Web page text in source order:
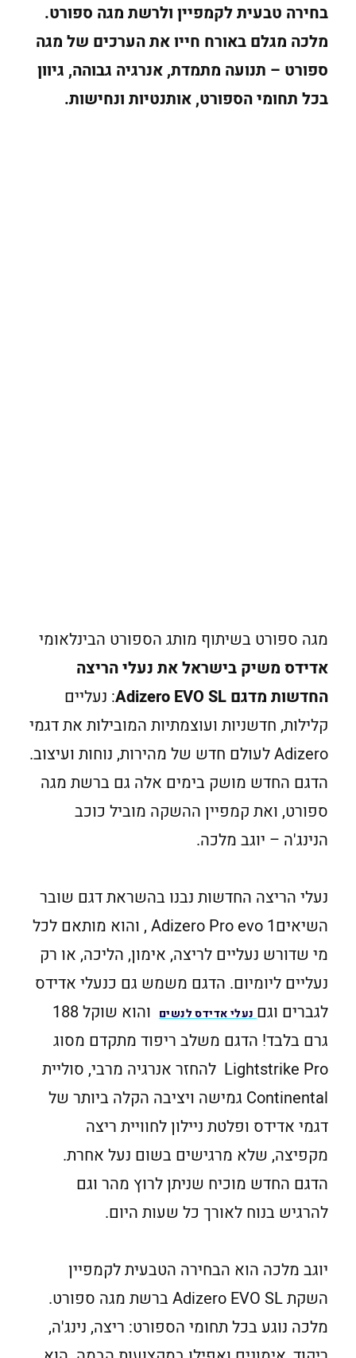
בחירה טבעית לקמפיין ולרשת מגה ספורט.
מלכה מגלם באורח חייו את הערכים של מגה
ספורט – תנועה מתמדת, אנרגיה גבוהה, גיוון
בכל תחומי הספורט, אותנטיות ונחישות.
מגה ספורט בשיתוף מותג הספורט הבינלאומי
אדידס משיק בישראל את נעלי הריצה
החדשות מדגם Adizero EVO SL
: נעליים
קלילות, חדשניות ועוצמתיות המובילות את דגמי
Adizero לעולם חדש של מהירות, נוחות ועיצוב.
הדגם החדש מושק בימים אלה גם ברשת מגה
ספורט, ואת קמפיין ההשקה מוביל כוכב
הנינג'ה – יוגב מלכה.
נעלי הריצה החדשות נבנו בהשראת דגם שובר
השיאיםAdizero Pro evo 1 , והוא מותאם לכל
מי שדורש נעליים לריצה, אימון, הליכה, או רק
נעליים ליומיום. הדגם משמש גם כנעלי אדידס
לגברים וגם נעלי אדידס לנשים
והוא שוקל 188
גרם בלבד! הדגם משלב ריפוד מתקדם מסוג
Lightstrike Pro להחזר אנרגיה מרבי, סוליית
Continental גמישה ויציבה הקלה ביותר של
דגמי אדידס ופלטת ניילון לחוויית ריצה
מקפיצה, שלא מרגישים בשום נעל אחרת.
הדגם החדש מוכיח שניתן לרוץ מהר וגם
להרגיש בנוח לאורך כל שעות היום.
יוגב מלכה הוא הבחירה הטבעית לקמפיין
השקת Adizero EVO SL ברשת מגה ספורט.
מלכה נוגע בכל תחומי הספורט: ריצה, נינג'ה,